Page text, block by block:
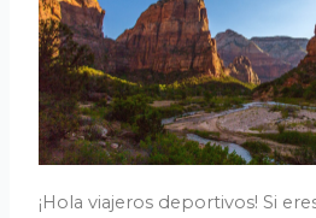
¡Hola viajeros deportivos! Si